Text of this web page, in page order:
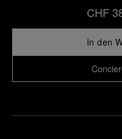
CHF
In den